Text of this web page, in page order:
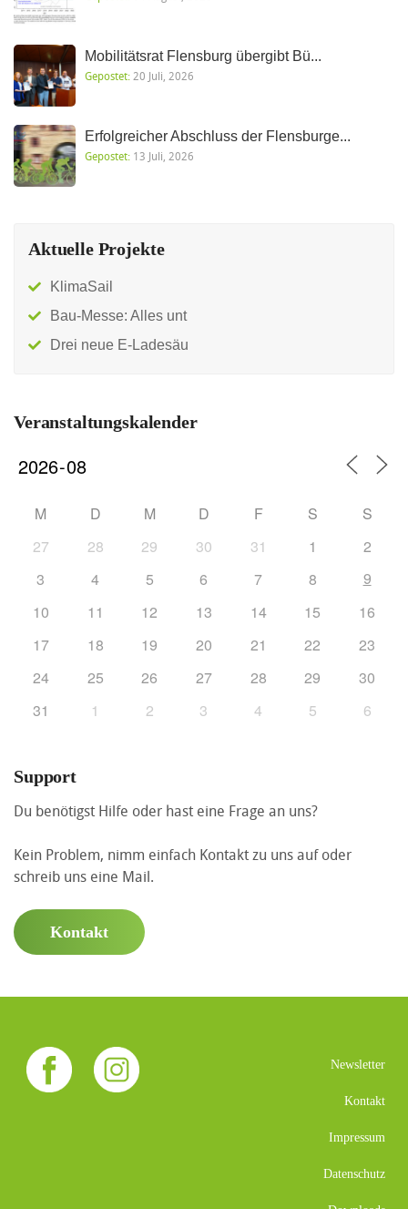
Mobilitätsrat Flensburg übergibt Bü...
Gepostet:20 Juli, 2026
Erfolgreicher Abschluss der Flensburge...
Gepostet: 13 Juli, 2026
Aktuelle Projekte
KlimaSail
Bau-Messe: Alles unt
Drei neue E-Ladesäu
Veranstaltungskalender
M D M D F S
S
27
28 29 30 31 1
2
3
4 5 6 7 8
9
10
11 12 13 14 15
16
17
18 19 20 21 22
23
24
25 26 27 28 29
30
31
1 2 3 4 5 6
Support
Du benötigst Hilfe oder hast eine Frage an uns?
Kein Problem, nimm einfach Kontakt zu uns auf oder
schreib uns eine Mail.
Kontakt
Newsletter
Kontakt
Impressum
Datenschutz